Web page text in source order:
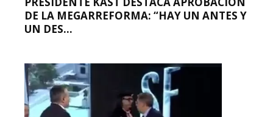
DE LA MEGARREFORMA: “HAY UN ANTES Y
UN DES...